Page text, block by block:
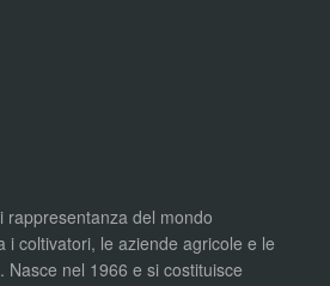
rappresentanza del mondo
i coltivatori, le aziende agricole e le
Nasce nel 1966 e si costituisce